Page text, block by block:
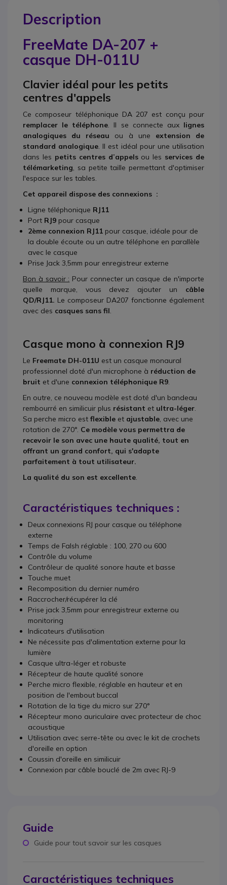
Description
FreeMate DA-207 +
casque DH-011U
Clavier idéal pour les petits
centres d'appels
Ce composeur téléphonique DA 207 est conçu pour
remplacer le téléphone. Il se connecte aux lignes
analogiques du réseau ou à une extension de
standard analogique. Il est idéal pour une utilisation
dans les petits centres d’appelsou les services de
télémarketing, sa petite taille permettant d'optimiser
l'espace sur les tables.
Cet appareil dispose des connexions :
Ligne téléphonique RJ11
Port RJ9 pour casque
2ème connexion RJ11 pour casque, idéale pour de
la double écoute ou un autre téléphone en parallèle
avec le casque
Prise Jack 3,5mm pour enregistreur externe
Bon à savoir : Pour connecter un casque de n'importe
quelle marque, vous devez ajouter un câble
QD/RJ11. Le composeur DA207 fonctionne également
avec des casques sans fil.
Casque mono à connexion RJ9
Le Freemate DH-011U est un casque monaural
professionnel doté d'un microphone à réduction de
bruit et d'une connexion téléphonique R9.
En outre, ce nouveau modèle est doté d'un bandeau
rembourré en similicuir plus résistant et ultra-léger.
Sa perche micro est flexible et ajustable, avec une
rotation de 270°. Ce modèle vous permettra de
recevoir le son avec une haute qualité, tout en
offrant un grand confort, qui s'adapte
parfaitement à tout utilisateur.
La qualité du son est excellente.
Caractéristiques techniques :
Deux connexions RJ pour casque ou téléphone
externe
Temps de Falsh réglable : 100, 270 ou 600
Contrôle du volume
Contrôleur de qualité sonore haute et basse
Touche muet
Recomposition du dernier numéro
Raccrocher/récupérer la clé
Prise jack 3,5mm pour enregistreur externe ou
monitoring
Indicateurs d'utilisation
Ne nécessite pas d'alimentation externe pour la
lumière
Casque ultra-léger et robuste
Récepteur de haute qualité sonore
Perche micro flexible, réglable en hauteur et en
position de l'embout buccal
Rotation de la tige du micro sur 270°
Récepteur mono auriculaire avec protecteur de choc
acoustique
Utilisation avec serre-tête ou avec le kit de crochets
d'oreille en option
Coussin d'oreille en similicuir
Connexion par câble bouclé de 2m avec RJ-9
Guide
Guide pour tout savoir sur les casques
Caractéristiques techniques